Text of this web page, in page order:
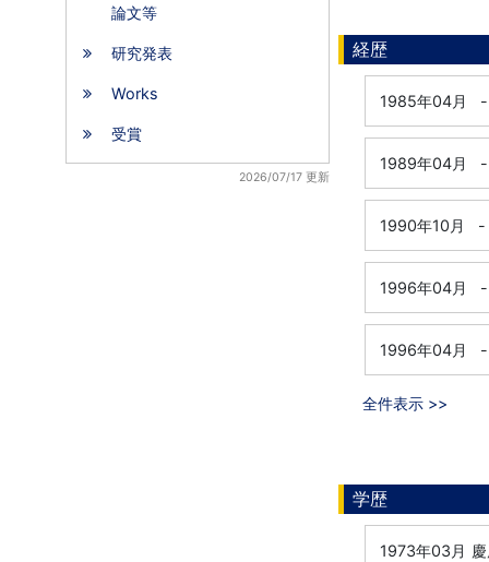
論文等
研究発表
Works
受賞
2026/07/17 更新
経歴
1985年04月 -
1989年04月 -
1990年10月 -
1996年04月 -
1996年04月 -
全件表示 >>
学歴
1973年03月